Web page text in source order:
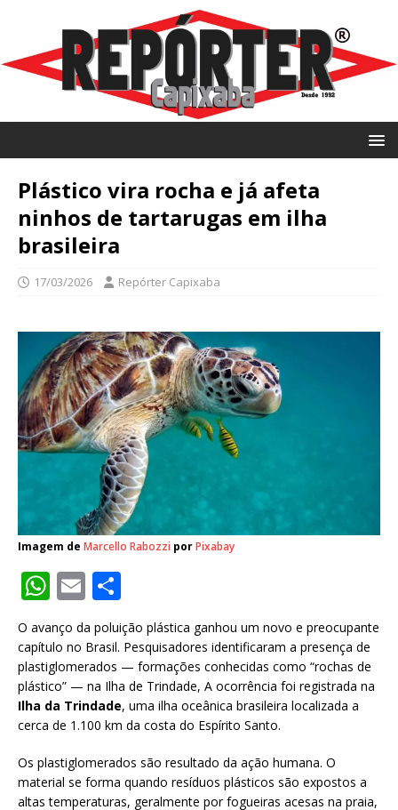
Plástico vira rocha e já afeta
ninhos de tartarugas em ilha
brasileira
17/03/2026 Repórter Capixaba
Imagem de Marcello Rabozzi porPixabay
W
at
s
A
p
p
E
m
ai
l
h
ar
e
O avanço da poluição plástica ganhou um novo e preocupante
capítulo no Brasil. Pesquisadores identificaram a presença de
plastiglomerados — formações conhecidas como “rochas de
plástico” — na Ilha de Trindade, A ocorrência foi registrada na
Ilha da Trindade, uma ilha oceânica brasileira localizada a
cerca de 1.100 km da costa do Espírito Santo.
Os plastiglomerados são resultado da ação humana. O
material se forma quando resíduos plásticos são expostos a
altas temperaturas, geralmente por fogueiras acesas na praia,